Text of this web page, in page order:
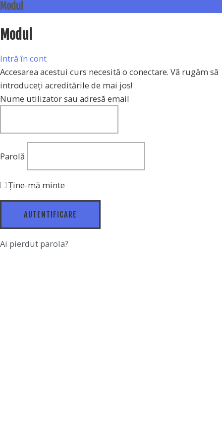
Modul
Modul
Intră în cont
Accesarea acestui curs necesită o conectare. Vă rugăm să
introduceți acreditările de mai jos!
Nume utilizator sau adresă email
Parolă
Ține-mă minte
Ai pierdut parola?